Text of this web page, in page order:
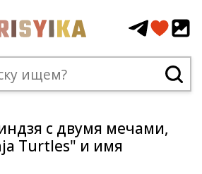
с двумя мечами,
Turtles" и имя